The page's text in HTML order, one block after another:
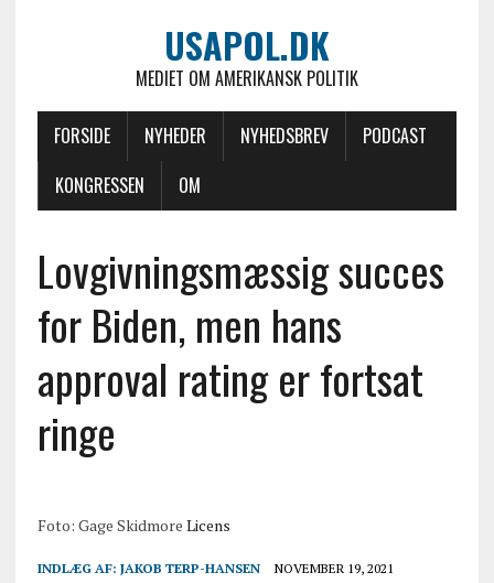
USAPOL.DK
MEDIET OM AMERIKANSK POLITIK
FORSIDE NYHEDER NYHEDSBREV
PODCAST
KONGRESSEN
OM
Lovgivningsmæssig succes
for Biden, men hans
approval rating er fortsat
ringe
Foto: Gage Skidmore Licens
INDLÆG AF: JAKOB TERP-HANSEN NOVEMBER 19, 2021